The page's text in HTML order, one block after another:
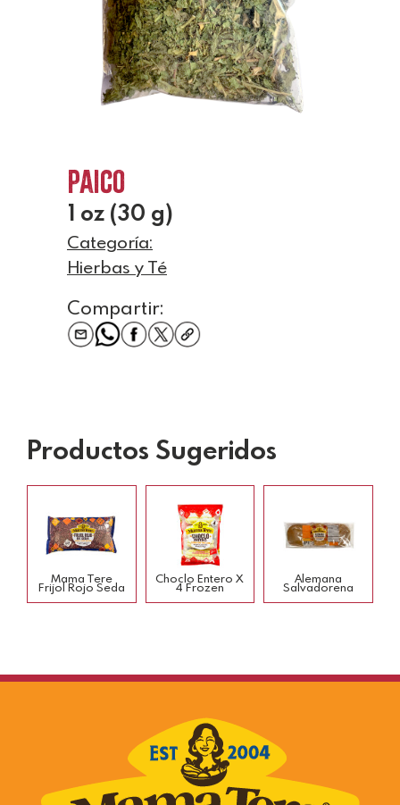
Paico
1 oz (30 g)
Categoría:
Hierbas y Té
Compartir:
Productos Sugeridos
Mama Tere
Frijol Rojo Seda
Choclo Entero X
4 Frozen
Alemana
Salvadorena